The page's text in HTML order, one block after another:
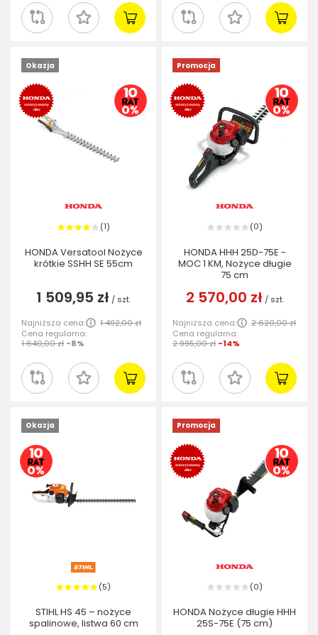
Okazja
(1)
HONDA Versatool Nożyce
krótkie SSHH SE 55cm
1 509,95 zł / szt.
Najniższa cena:
1 492,00 zł
Cena regularna:
1 640,00 zł -8%
Promocja
(0)
HONDA HHH 25D-75E -
MOC 1 KM, Nożyce długie
75 cm
2 570,00 zł / szt.
Najniższa cena:
2 620,00 zł
Cena regularna:
2 995,00 zł -14%
Okazja
(5)
STIHL HS 45 – nożyce
spalinowe, listwa 60 cm
Promocja
(0)
HONDA Nożyce długie HHH
25S-75E (75 cm)